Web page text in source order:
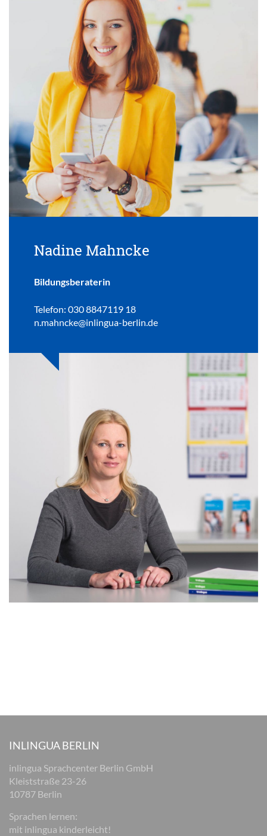
Nadine Mahncke
Bildungsberaterin
Telefon: 030 8847119 18
n.mahncke@inlingua-berlin.de
INLINGUA BERLIN
inlingua Sprachcenter Berlin GmbH
Kleiststraße 23-26
10787 Berlin
Sprachen lernen:
mit inlingua kinderleicht!